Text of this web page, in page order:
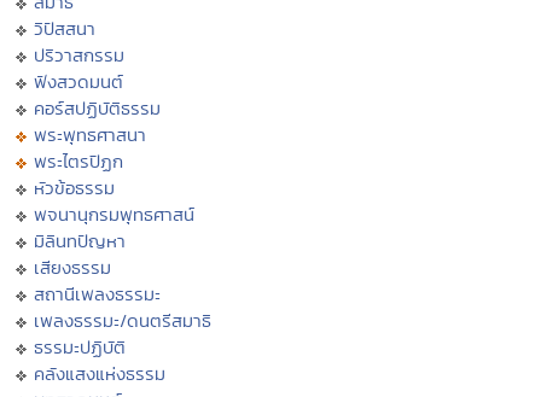
วิปัสสนา
ปริวาสกรรม
ฟังสวดมนต์
คอร์สปฏิบัติธรรม
พระพุทธศาสนา
พระไตรปิฏก
หัวข้อธรรม
พจนานุกรมพุทธศาสน์
มิลินทปัญหา
เสียงธรรม
สถานีเพลงธรรมะ
เพลงธรรมะ/ดนตรีสมาธิ
ธรรมะปฏิบัติ
คลังแสงแห่งธรรม